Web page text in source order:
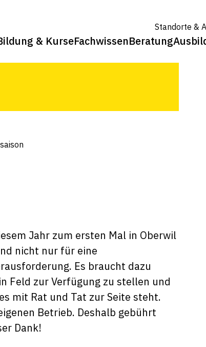
Standorte &
& KurseFachwissenBeratung
Resultaten.
Jahr zum ersten Mal in Oberwil
nicht nur für eine
Es braucht dazu
Feld zur Verfügung zu stellen und
mit Rat und Tat zur Seite steht.
Betrieb. Deshalb gebührt
Dank!